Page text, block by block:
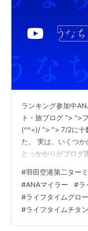
ランキング参加中
ト・旅ブログ "> ">
(^^=)/ "> "> 7/2に十
た。 実は、いくつ
とっかかりがブログ
率の検証、ホテルの
ア・モジュールQフ
で展開しようと思っ
00:00】にYouTube
ら3週間で毎日濃い
#羽田空港第二ター
#ANAマイラー #ラ
#ライフタイムグロ
#ライフタイムチタ